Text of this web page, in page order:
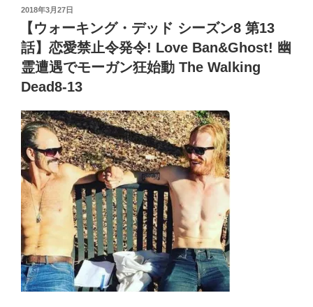
文
紹
介!
ネ
タ
バ
あ
ら
す
じ
感
想
The
Walking
Dead8-
15”
の
ッ
ド
シ
ー
ン
8】
第
14
話
ヘ
リ
コ
プ
タ
ー
に
a
e
ss
r
er
er e
b
o
o
k
投
日:
2018年3月27日
【ウォーキング・デッド シーズン8 第13
話】恋愛禁止令発令! Love Ban&Ghost! 幽
霊遭遇でモーガン狂始動 The Walking
Dead8-13